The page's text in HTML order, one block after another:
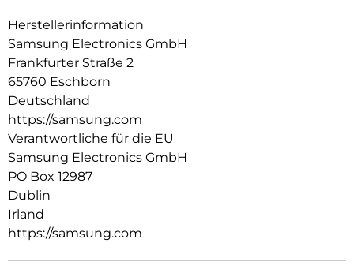
Eine programmierbare Tastet bietet Schnellzugriff auf häufig
sich das Gerät praktisch in den Arbeitsalltag einbinden. Mit
der Integration von Knox Vault und regelmäßigen
Sicherheitsupdates sind die neuen Geräte zudem auf hohe
Sicherheit und Langlebigkeit ausgerichtet. Die Enterprise
Edition bietet zudem eine Verlängerung der
Herstellergarantie auf insgesamt drei Jahre sowie ein Jahr
Zugang zur Knox Suite für eine professionelle
Geräteverwaltung im Unternehmensumfeld.
Robust und widerstandsfähig:
Vom Gehäuse bis zum Glas ist das Galaxy XCover7 von
Grund auf auf Langlebigkeit ausgelegt. Es ist IP68 zertifiziert,
abdeckt, um eine robuste Haltbarkeit zu ermöglichen. Das
Herstellerinformation
Samsung Electronics GmbH
Frankfurter Straße 2
65760 Eschborn
Deutschland
https://samsung.com
Verantwortliche für die EU
Samsung Electronics GmbH
PO Box 12987
Dublin
Irland
https://samsung.com